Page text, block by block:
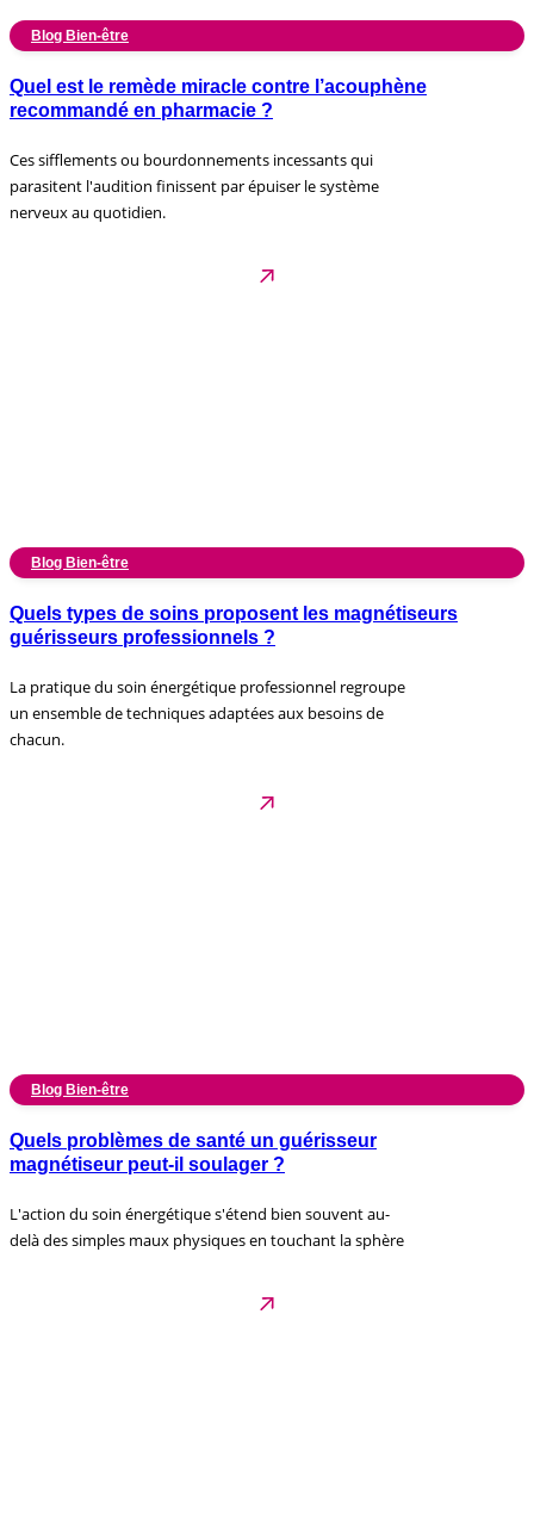
Blog Bien-être
Quel est le remède miracle contre l’acouphène
recommandé en pharmacie ?
Ces sifflements ou bourdonnements incessants qui
parasitent l'audition finissent par épuiser le système
nerveux au quotidien.
Blog Bien-être
Quels types de soins proposent les magnétiseurs
guérisseurs professionnels ?
La pratique du soin énergétique professionnel regroupe
un ensemble de techniques adaptées aux besoins de
chacun.
Blog Bien-être
Quels problèmes de santé un guérisseur
magnétiseur peut-il soulager ?
L'action du soin énergétique s'étend bien souvent au-
delà des simples maux physiques en touchant la sphère